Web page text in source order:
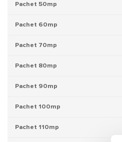
Pachet 50mp
Pachet 60mp
Pachet 70mp
Pachet 80mp
Pachet 90mp
Pachet 100mp
Pachet 110mp